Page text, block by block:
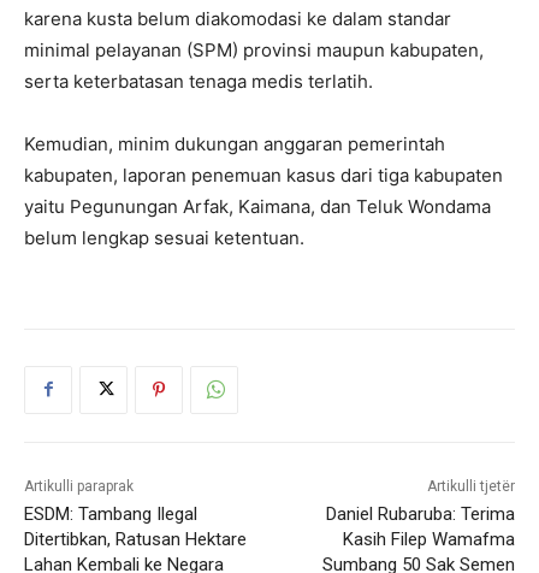
karena kusta belum diakomodasi ke dalam standar
minimal pelayanan (SPM) provinsi maupun kabupaten,
serta keterbatasan tenaga medis terlatih.
Kemudian, minim dukungan anggaran pemerintah
kabupaten, laporan penemuan kasus dari tiga kabupaten
yaitu Pegunungan Arfak, Kaimana, dan Teluk Wondama
belum lengkap sesuai ketentuan.
Artikulli paraprak
ESDM: Tambang Ilegal
Ditertibkan, Ratusan Hektare
Lahan Kembali ke Negara
Artikulli tjetër
Daniel Rubaruba: Terima
Kasih Filep Wamafma
Sumbang 50 Sak Semen